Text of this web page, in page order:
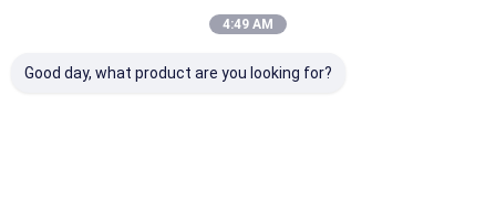
4:49 AM
Good day, what product are you looking for?